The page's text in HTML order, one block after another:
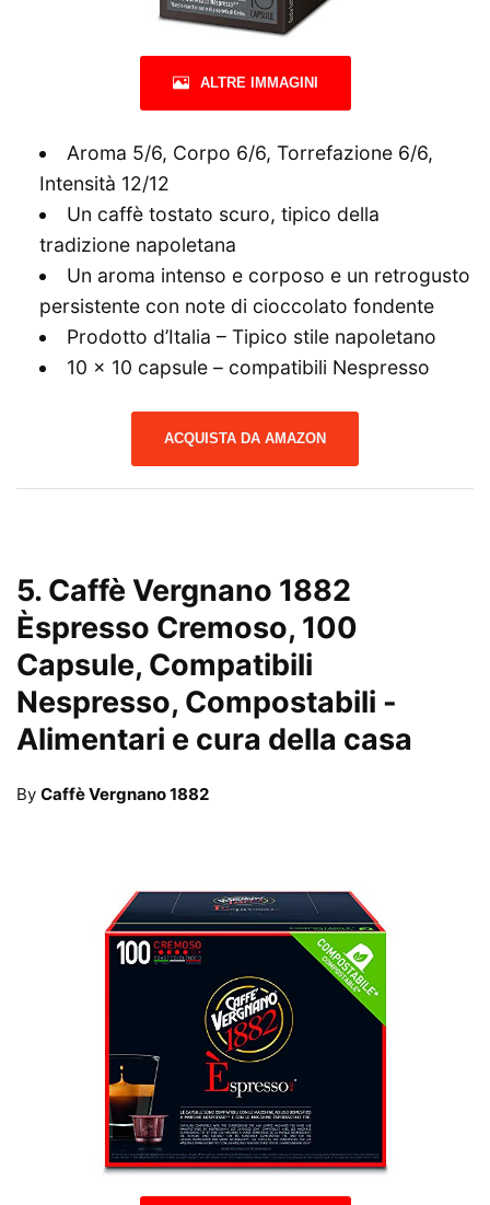
ALTRE IMMAGINI
Aroma 5/6, Corpo 6/6, Torrefazione 6/6,
Intensità 12/12
Un caffè tostato scuro, tipico della
tradizione napoletana
Un aroma intenso e corposo e un retrogusto
persistente con note di cioccolato fondente
Prodotto d’Italia – Tipico stile napoletano
10 x 10 capsule – compatibili Nespresso
ACQUISTA DA AMAZON
5. Caffè Vergnano 1882
Èspresso Cremoso, 100
Capsule, Compatibili
Nespresso, Compostabili -
Alimentari e cura della casa
By Caffè Vergnano 1882